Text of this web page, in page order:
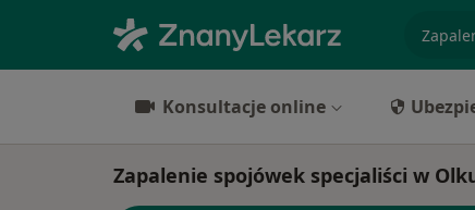
Konsultacje online
Zapalenie spojówek specjaliści w